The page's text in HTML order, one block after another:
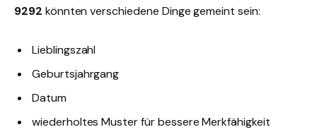
9292 könnten verschiedene Dinge gemeint sein:
Lieblingszahl
Geburtsjahrgang
Datum
wiederholtes Muster für bessere Merkfähigkeit